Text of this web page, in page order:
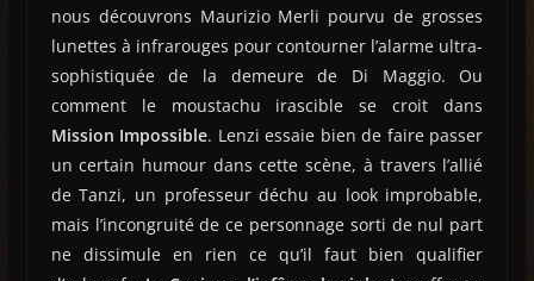
nous découvrons Maurizio Merli pourvu de grosses
lunettes à infrarouges pour contourner l’alarme ultra-
sophistiquée de la demeure de Di Maggio. Ou
comment le moustachu irascible se croit dans
Mission Impossible. Lenzi essaie bien de faire passer
un certain humour dans cette scène, à travers l’allié
de Tanzi, un professeur déchu au look improbable,
mais l’incongruité de ce personnage sorti de nul part
ne dissimule en rien ce qu’il faut bien qualifier